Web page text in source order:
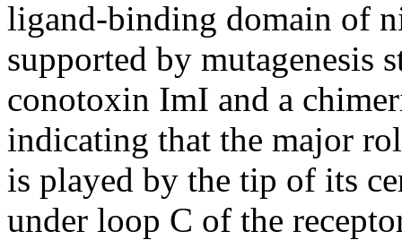
ligand-binding domain of
supported by mutagenesis
conotoxin ImI and a
indicating that the major
is played by the tip of its
under loop C of the